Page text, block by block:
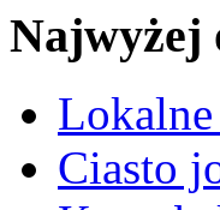
Najwyżej
Ciasto